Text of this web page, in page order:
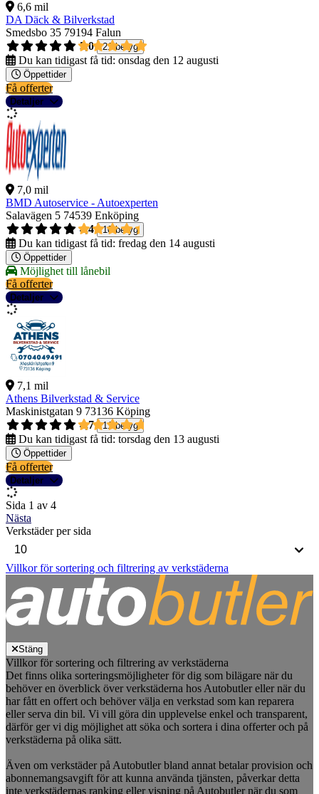
6,6 mil
DA Däck & Bilverkstad
Smedsbo 35 79194 Falun
5,0
21 betyg
Du kan tidigast få tid: onsdag den 12 augusti
Öppettider
Få offerter
Detaljer
7,0 mil
BMD Autoservice - Autoexperten
Salavägen 5 74539 Enköping
4,4
10 betyg
Du kan tidigast få tid: fredag den 14 augusti
Öppettider
Möjlighet till lånebil
Få offerter
Detaljer
7,1 mil
Athens Bilverkstad & Service
Maskinistgatan 9 73136 Köping
4,7
11 betyg
Du kan tidigast få tid: torsdag den 13 augusti
Öppettider
Få offerter
Detaljer
Sida 1 av 4
Nästa
Verkstäder per sida
Villkor för sortering och filtrering av verkstäderna
Stäng
Villkor för sortering och filtrering av verkstäderna
Det finns olika sorteringsmöjligheter för dig som bilägare när du
behöver en överblick över verkstäderna hos Autobutler eller när du
har fått en offert och behöver välja en verkstad som kan reparera
eller serva din bil. Vi vill göra din upplevelse enkel och transparent,
därför ger vi dig möjlighet att söka och sortera i dina offerter och på
verkstäderna på olika sätt.
Även om verkstäder på Autobutler bland annat betalar provision och
abonnemangsavgift för att kunna använda tjänsten, påverkar detta
inte verkstädernas ranking eller visning på Autobutler när du som